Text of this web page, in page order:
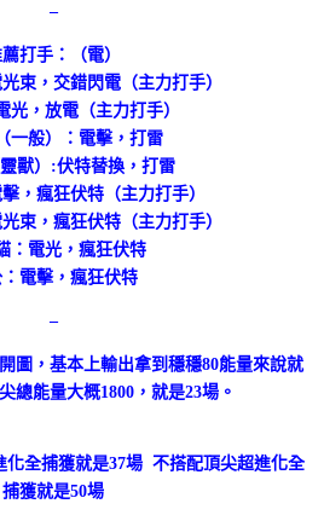
–
打手：（電）
束，交錯閃電（主力打手）
光，放電（主力打手）
一般）：電擊，打雷
獸）:伏特替換，打雷
，瘋狂伏特（主力打手）
束，瘋狂伏特（主力打手）
：電光，瘋狂伏特
：電擊，瘋狂伏特
–
圖，基本上輸出拿到穩穩80能量來說就
總能量大概1800，就是23場。
全捕獲就是37場 不搭配頂尖超進化全
捕獲就是50場